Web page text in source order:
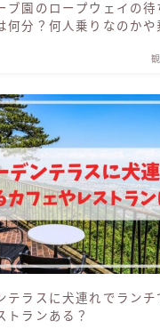
ブ園のロープウェイの待
何分？何人乗りなのかや
テラスに犬連れでランチ
トランある？